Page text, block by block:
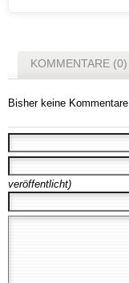
KOMMENTARE (0)
Bisher keine Kommentare.
veröffentlicht)